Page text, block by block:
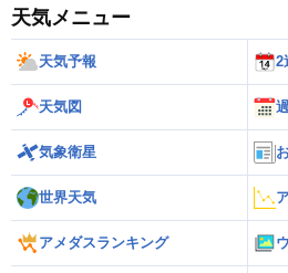
天気メニュー
天気予報 2
天気図
気象衛星
世界天気
アメダスランキング